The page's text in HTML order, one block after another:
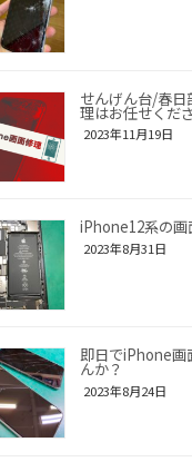
せんげん台/春
理はお任せくだ
2023年11月19日
iPhone12系の画
2023年8月31日
即日でiPhone画
んか？
2023年8月24日